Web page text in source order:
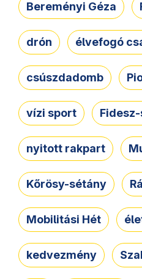
Bereményi Géza
drón élvefogó
csúszdadomb
vízi sport
nyitott rakpart
Kőrösy-sétány
Mobilitási Hét
kedvezmény